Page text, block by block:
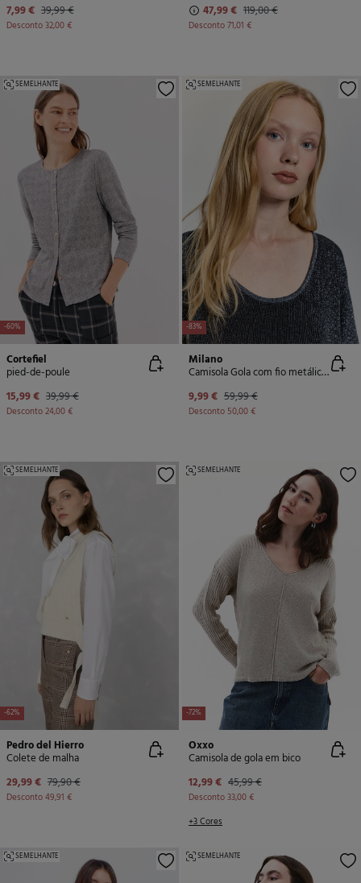
7,99 € 39,99 €
Desconto32,00 €
47,99 € 119,00 €
Desconto71,01 €
-60%
SEMELHANTE
Cortefiel
pied-de-poule
15,99 € 39,99 €
Desconto24,00 €
-83%
SEMELHANTE
Milano
Camisola Gola com fio metálico fino
9,99 € 59,99 €
Desconto 50,00 €
-62%
SEMELHANTE
Pedro del Hierro
Colete de malha
29,99 € 79,90 €
Desconto49,91 €
-72%
SEMELHANTE
Oxxo
Camisola de gola em bico
12,99 € 45,99 €
Desconto33,00 €
+3 Cores
SEMELHANTE SEMELHANTE